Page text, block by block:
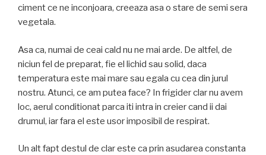
ciment ce ne inconjoara, creeaza asa o stare de semi sera
vegetala.
Asa ca, numai de ceai cald nu ne mai arde. De altfel, de
niciun fel de preparat, fie el lichid sau solid, daca
temperatura este mai mare sau egala cu cea din jurul
nostru. Atunci, ce am putea face? In frigider clar nu avem
loc, aerul conditionat parca iti intra in creier cand ii dai
drumul, iar fara el este usor imposibil de respirat.
Un alt fapt destul de clar este ca prin asudarea constanta